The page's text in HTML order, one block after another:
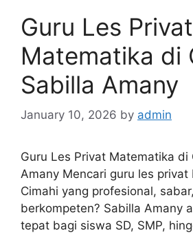
Guru Les Privat
Matematika di
Sabilla Amany
January 10, 2026 by admin
Guru Les Privat Matematika di
Amany Mencari guru les privat
Cimahi yang profesional,
berkompeten? Sabilla Amany
tepat bagi siswa SD, SMP,